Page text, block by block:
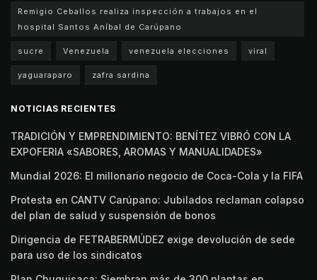
Remigio Ceballos realiza inspección a trabajos en el
hospital Santos Aníbal de Carúpano
sucre Venezuela venezuela elecciones viral
yaguaraparo zafra sardina
NOTICIAS RECIENTES
TRADICIÓN Y EMPRENDIMIENTO: BENÍTEZ VIBRÓ CON LA
EXPOFERIA «SABORES, AROMAS Y MANUALIDADES»
Mundial 2026: El millonario negocio de Coca-Cola y la FIFA
Protesta en CANTV Carúpano: Jubilados reclaman colapso
del plan de salud y suspensión de bonos
Dirigencia de FETRABERMÚDEZ exige devolución de sede
para uso de los sindicatos